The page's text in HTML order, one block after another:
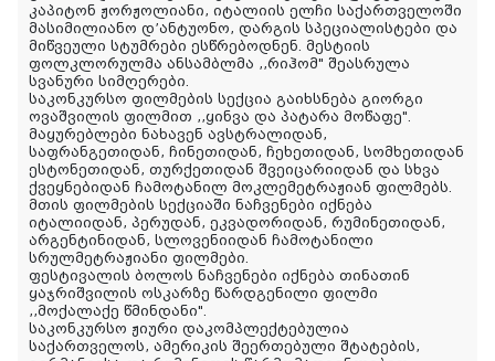
კაპიტონ ჟორჟოლიანი, იტალიის ელჩი საქართველოში
მასიმილიანო დ’ანტუონო, დარგის სპეციალისტები და
მიწვეული სტუმრები ესწრებოდნენ. მესტიის
ფოლკლორულმა ანსამბლმა ,,რიჰომ" შეასრულა
სვანური სიმღერები.
საკონკურსო ფილმების სექცია გაიხსნება გიორგი
ოვაშვილის ფილმით ,,ყინვა და პატარა მოწაფე".
მაყურებლები ნახავენ ავსტრალიდან,
საფრანგეთიდან, ჩინეთიდან, ჩეხეთიდან, სომხეთიდან
ესტონეთიდან, თურქეთიდან შვეიცარიიდან და სხვა
ქვეყნებიდან ჩამოტანილ მოკლემეტრაჟიან ფილმებს.
მთის ფილმების სექციაში ნაჩვენები იქნება
იტალიიდან, პერუდან, ეკვადორიდან, რუმინეთიდან,
არგენტინიდან, სლოვენიიდან ჩამოტანილი
სრულმეტრაჟიანი ფილმები.
ფესტივალის ბოლოს ნაჩვენები იქნება თინათინ
ყაჯრიშვილის ოსკარზე წარდგენილი ფილმი
,,მოქალაქე წმინდანი".
საკონკურსო ჟიური დაკომპლექტებულია
საქართველოს, ამერიკის შეერთებული შტატების,